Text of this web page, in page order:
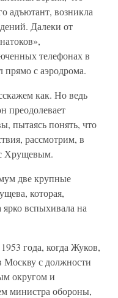
адъютант, возникла
Далеки от
телефонах в
прямо с аэродрома.
как. Но ведь
преодолевает
пытаясь понять, что
рассмотрим, в
Хрущевым.
две крупные
которая,
ярко вспыхивала на
года, когда Жуков,
Москву с должности
округом и
министра обороны,